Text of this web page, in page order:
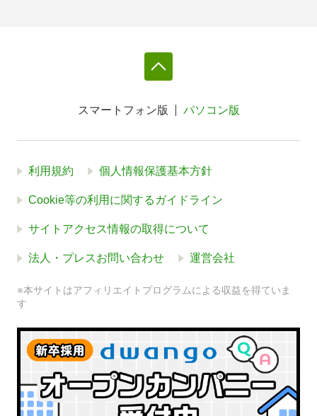
スマートフォン版 パソコン版
利用規約 個人情報保護基本方針
Cookie等の利用に関するガイドライン
サイトアクセス情報の取得について
法人・プレスお問い合わせ 運営会社
※本サイトはアフィリエイトプログラムによる収益を得ていま
す